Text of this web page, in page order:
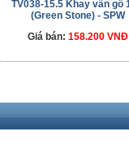
TV038-15.5 Khay vân gỗ
(Green Stone) - SPW
Giá bán: 158.200 VNĐ